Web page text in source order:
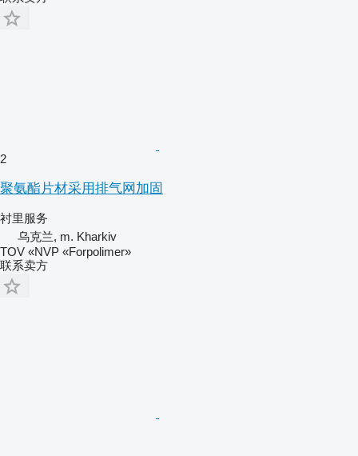
2
聚氨酯片材采用排气网加固
衬里服务
乌克兰, m. Kharkiv
TOV «NVP «Forpolimer»
联系卖方